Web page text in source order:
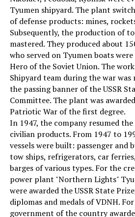
Tyumen shipyard. The plant
of defense products: mines,
Subsequently, the production of
mastered. They produced about
who served on Tyumen boats
Hero of the Soviet Union. The
Shipyard team during the war was
the passing banner of the USSR
Committee. The plant was
Patriotic War of the first degree.
In 1947, the company resumed
civilian products. From 1947 to
vessels were built: passenger and
tow ships, refrigerators, car
barges of various types. For the
power plant "Northern Lights"
were awarded the USSR State
diplomas and medals of VDNH.
government of the country